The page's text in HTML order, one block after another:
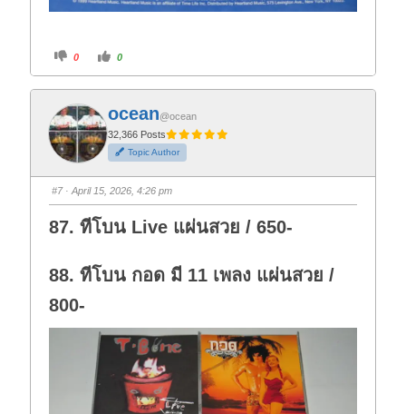
C
i
f
o
r
t
h
u
m
b
d
o
n
0
C
i
o
t
h
u
m
b
u
p
0
ocean@ocean
32,366 Posts
Topic Author
#7· April 15, 2026, 4:26 pm
87. ทีโบน Live แผ่นสวย / 650-
88. ทีโบน กอด มี 11 เพลง แผ่นสวย /
800-